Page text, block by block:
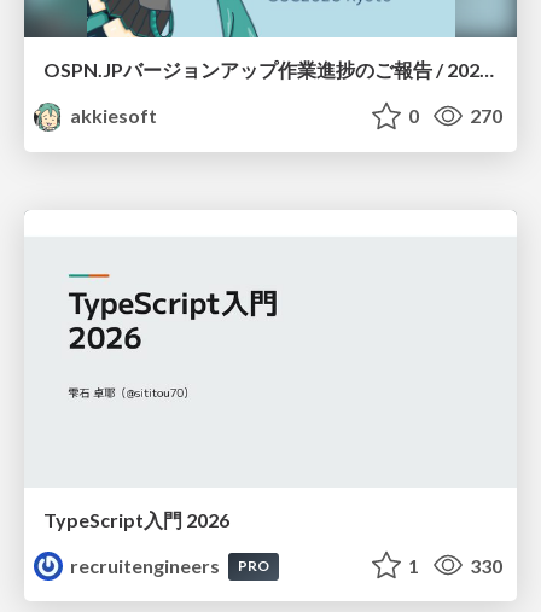
OSPN.JPバージョンアップ作業進捗のご報告 / 20260801-osc26kyoto
akkiesoft
0 270
TypeScript入門 2026
recruitengineers
PRO 1 330